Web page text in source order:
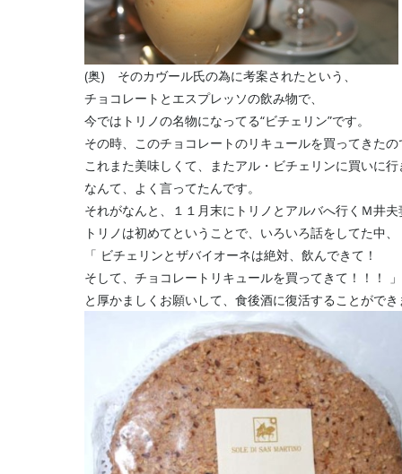
(奥) そのカヴール氏の為に考案されたという、
チョコレートとエスプレッソの飲み物で、
今ではトリノの名物になってる“ビチェリン”です。
その時、このチョコレートのリキュールを買ってきた
これまた美味しくて、またアル・ビチェリンに買いに
なんて、よく言ってたんです。
それがなんと、１１月末にトリノとアルバへ行くＭ井夫
トリノは初めてということで、いろいろ話をしてた中、
「 ビチェリンとザバイオーネは絶対、飲んできて！
そして、チョコレートリキュールを買ってきて！！！ 」
と厚かましくお願いして、食後酒に復活することがで